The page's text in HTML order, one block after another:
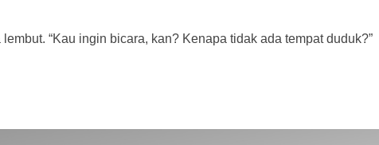
“Kau ingin bicara, kan? Kenapa tidak ada tempat duduk?”